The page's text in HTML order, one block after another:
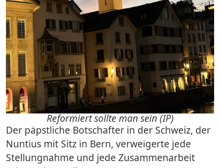
Reformiert sollte man sein (IP)
Der päpstliche Botschafter in der Schweiz, der
Nuntius mit Sitz in Bern, verweigerte jede
Stellungnahme und jede Zusammenarbeit